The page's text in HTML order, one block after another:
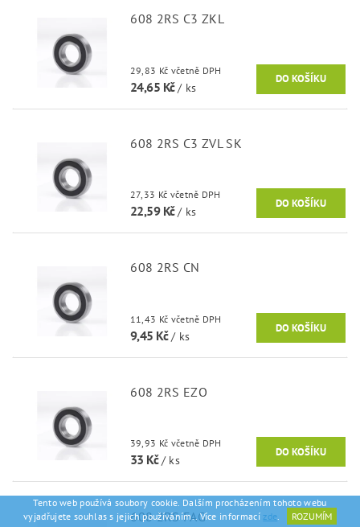
608 2RS C3 ZKL
29,83 Kč včetně DPH
24,65 Kč/ ks
608 2RS C3 ZVL SK
27,33 Kč včetně DPH
22,59 Kč/ ks
608 2RS CN
11,43 Kč včetně DPH
9,45 Kč/ ks
608 2RS EZO
39,93 Kč včetně DPH
33 Kč/ ks
608 2RS FAG
Tento web používá soubory cookie. Dalším procházením tohoto webu
vyjadřujete souhlas s jejich používáním.. Více informací zde. ROZUMÍM